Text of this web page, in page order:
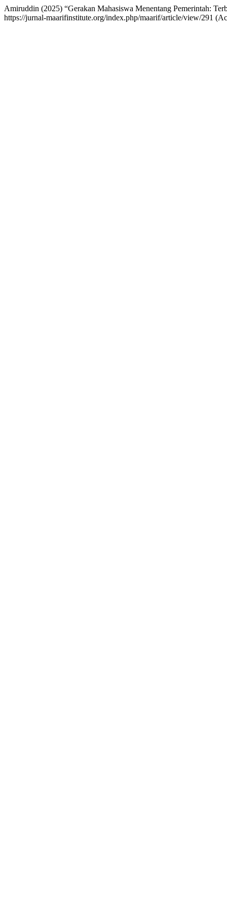
Amiruddin (2025) “Gerakan Mahasiswa Menentang Pemerintah:
https://jurnal-maarifinstitute.org/index.php/maarif/article/view/291